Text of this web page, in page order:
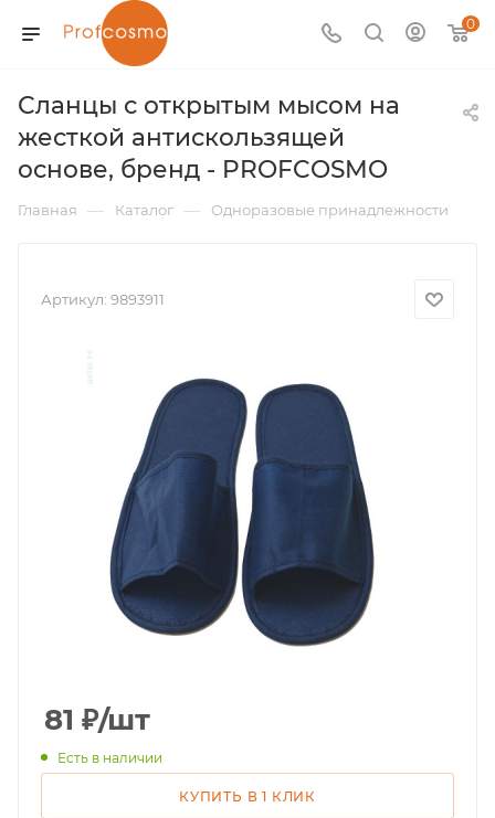
0
Сланцы с открытым мысом на
жесткой антискользящей
основе, бренд - PROFCOSMO
Главная — Каталог — Одноразовые принадлежности
Артикул: 9893911
81 ₽/шт
Есть в наличии
КУПИТЬ В 1 КЛИК